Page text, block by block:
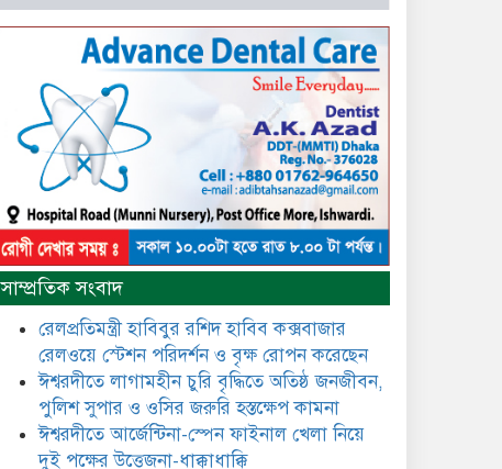
আটঘরিয়ায় বিএনপি নেতার ভাতিজাকে ছাত্রলীগের সাধারণ সম্পাদক
​​অবৈধ অর্থ বা পেশীশক্তি না থাকলে
রাজনীতিতে টিকে থাকার একমাত্র
উপায় হলো “জনসম্পৃক্ততা ও
নৈতিকতা——বিএনপির কেন্দ্রিয়
নেতা সিরাজুল ইসলাম সরদার
জেলা ডিবি টিমের বিশেষ অভিযানে
রতন লাল বিশ্বাসকে ৫০ বোতল
কোডিন যুক্ত সিরাপসহ গ্রেফতার
ঈশ্বরদীতে বিএনপি নেত্রীর বিরুদ্ধে
জমি ও দোকান দখলের চেষ্টার
অভিযোগে সংবাদ সম্মেলন
সাম্প্রতিক সংবাদ
রেলপ্রতিমন্ত্রী হাবিবুর রশিদ হাবিব কক্সবাজার
রেলওয়ে স্টেশন পরিদর্শন ও বৃক্ষ রোপন করেছেন
ঈশ্বরদীতে লাগামহীন চুরি বৃদ্ধিতে অতিষ্ঠ জনজীবন,
পুলিশ সুপার ও ওসির জরুরি হস্তক্ষেপ কামনা ​
ঈশ্বরদীতে আর্জেন্টিনা-স্পেন ফাইনাল খেলা নিয়ে
দুই পক্ষের উত্তেজনা-ধাক্কাধাক্কি